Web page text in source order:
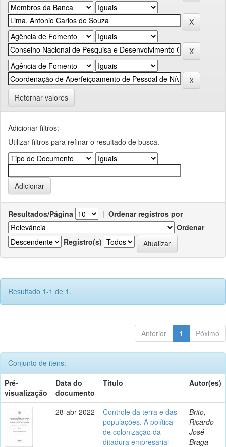
Retornar valores
Adicionar filtros:
Utilizar filtros para refinar o resultado de busca.
Resultados/Página | Ordenar registros por
Ordenar
Registro(s)
Resultado 1-1 de 1.
Anterior 1 Póximo
Conjunto de itens:
Pré-
visualização
Data do
documento
Título Autor(es)
28-abr-2022
Controle da terra e das
populações. A política
de colonização da
ditadura empresarial-
Brito,
Ricardo
José
Braga